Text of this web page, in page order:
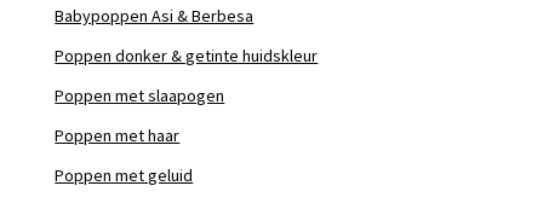
Babypoppen Asi & Berbesa
Poppen donker & getinte huidskleur
Poppen met slaapogen
Poppen met haar
Poppen met geluid